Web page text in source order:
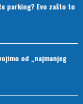
parking? Evo zašto to
od „najmanjeg